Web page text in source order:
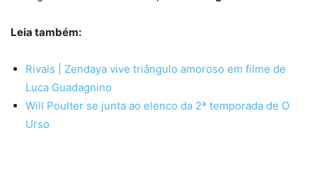
Leia também:
Rivais | Zendaya vive triângulo amoroso em filme de
Luca Guadagnino
Will Poulter se junta ao elenco da 2ª temporada de O
Urso